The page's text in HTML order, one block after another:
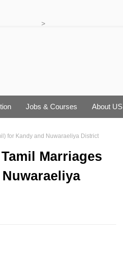
>
Jobs & Courses About US
for Kandy and Nuwaraeliya District
Marriages